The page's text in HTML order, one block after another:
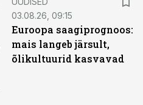
03.08.26, 09:15
Euroopa saagiprognoos:
mais langeb järsult,
õlikultuurid kasvavad